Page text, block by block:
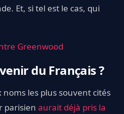
Et, si tel est le cas, qui
Greenwood
du Français ?
les plus souvent cités
parisien aurait déjà pris la